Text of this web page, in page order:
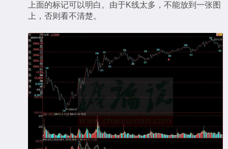
上面的标记可以明白。由于K线太多，不能放到一张图
上，否则看不清楚。